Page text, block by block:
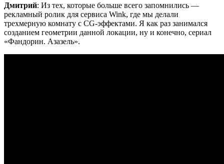
Дмитрий: Из тех, которые больше всего запомнились —
рекламный ролик для сервиса Wink, где мы делали
трехмерную комнату с CG-эффектами. Я как раз занимался
созданием геометрии данной локации, ну и конечно, сериал
«Фандорин. Азазель».